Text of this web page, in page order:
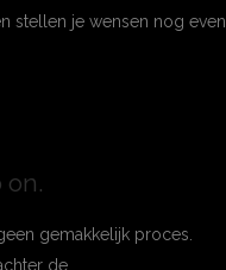
stellen je wensen nog even
on.
gemakkelijk proces.
de